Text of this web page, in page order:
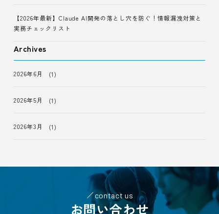
【2026年最新】Claude AI開発の落とし穴を防ぐ！情報漏洩対策と
実務チェックリスト
Archives
2026年6月 (1)
2026年5月 (1)
2026年3月 (1)
contact us
お問い合わせ